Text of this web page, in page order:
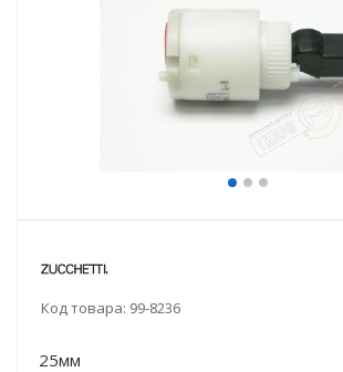
Код товара: 99-8236
25мм